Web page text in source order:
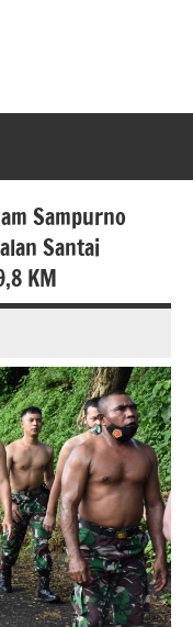
Sampurno
Santai
KM